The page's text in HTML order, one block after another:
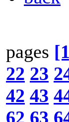
pages
22 23
42 43
62 63